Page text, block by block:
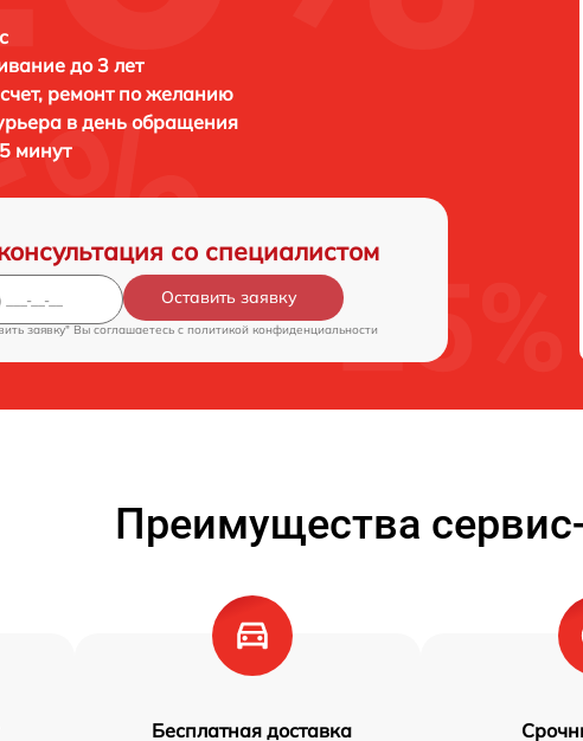
до 3 лет
ремонт по желанию
в день обращения
минут
со специалистом
Оставить заявку
заявку" Вы соглашаетесь c политикой конфиденциальности
Преимущества
Бесплатная доставка